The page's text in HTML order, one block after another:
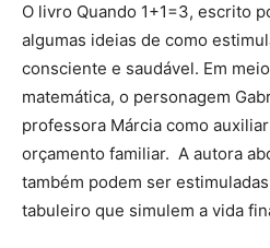
O livro Quando 1+1=3, escrito
algumas ideias de como
consciente e saudável. Em
matemática, o personagem
professora Márcia como
orçamento familiar. A autora
também podem ser
tabuleiro que simulem a vida